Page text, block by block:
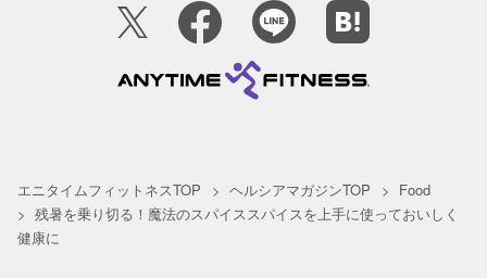
エニタイムフィットネスTOP ヘルシアマガジンTOP
Food
残暑を乗り切る！魔法のスパイススパイスを上手に使っておいしく
健康に